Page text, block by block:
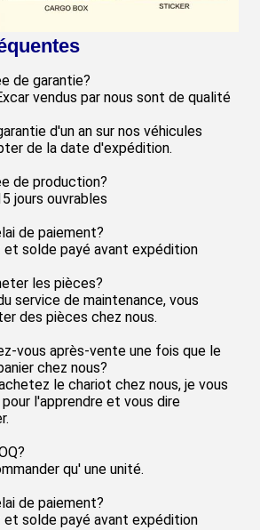
de garantie?
vendus par nous sont de qualité
d'un an sur nos véhicules
de la date d'expédition.
de production?
jours ouvrables
de paiement?
solde payé avant expédition
les pièces?
service de maintenance, vous
des pièces chez nous.
vous après-vente une fois que le
chez nous?
le chariot chez nous, je vous
pour l'apprendre et vous dire
qu' une unité.
de paiement?
solde payé avant expédition